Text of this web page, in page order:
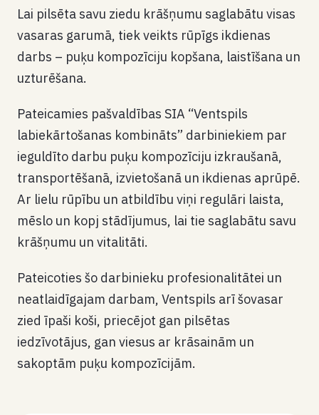
Lai pilsēta savu ziedu krāšņumu saglabātu visas
vasaras garumā, tiek veikts rūpīgs ikdienas
darbs – puķu kompozīciju kopšana, laistīšana un
uzturēšana.
Pateicamies pašvaldības SIA “Ventspils
labiekārtošanas kombināts” darbiniekiem par
ieguldīto darbu puķu kompozīciju izkraušanā,
transportēšanā, izvietošanā un ikdienas aprūpē.
Ar lielu rūpību un atbildību viņi regulāri laista,
mēslo un kopj stādījumus, lai tie saglabātu savu
krāšņumu un vitalitāti.
Pateicoties šo darbinieku profesionalitātei un
neatlaidīgajam darbam, Ventspils arī šovasar
zied īpaši koši, priecējot gan pilsētas
iedzīvotājus, gan viesus ar krāsainām un
sakoptām puķu kompozīcijām.